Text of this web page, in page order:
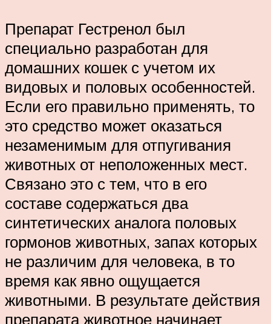
Препарат Гестренол был
специально разработан для
домашних кошек с учетом их
видовых и половых особенностей.
Если его правильно применять, то
это средство может оказаться
незаменимым для отпугивания
животных от неположенных мест.
Связано это с тем, что в его
составе содержаться два
синтетических аналога половых
гормонов животных, запах которых
не различим для человека, в то
время как явно ощущается
животными. В результате действия
препарата животное начинает